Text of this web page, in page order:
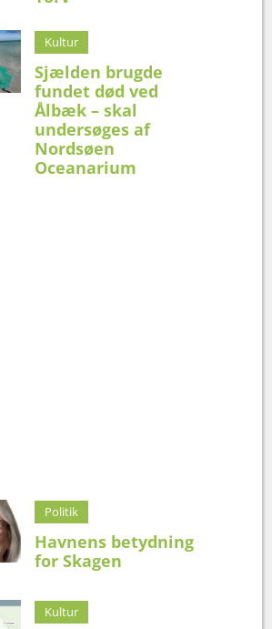
Kultur
Sjælden brugde
fundet død ved
Ålbæk – skal
undersøges af
Nordsøen
Oceanarium
Politik
Havnens betydning
for Skagen
Kultur